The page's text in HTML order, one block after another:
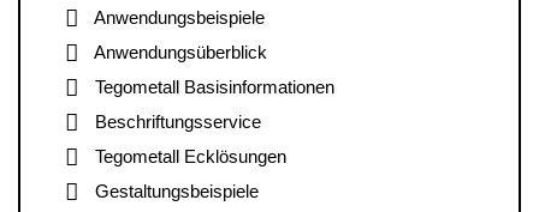
Anwendungsbeispiele
Anwendungsüberblick
Tegometall Basisinformationen
Beschriftungsservice
Tegometall Ecklösungen
Gestaltungsbeispiele